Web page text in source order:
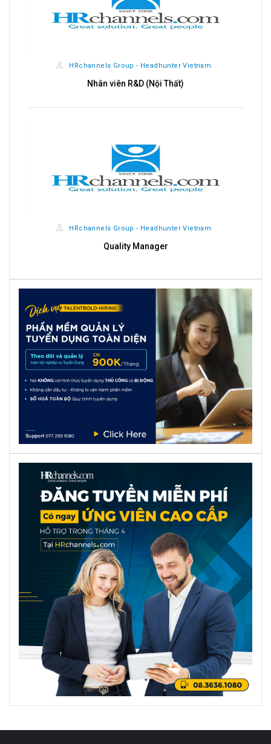
HRchannels Group - Headhunter Vietnam
Nhân viên R&D (Nội Thất)
HRchannels Group - Headhunter Vietnam
Quality Manager